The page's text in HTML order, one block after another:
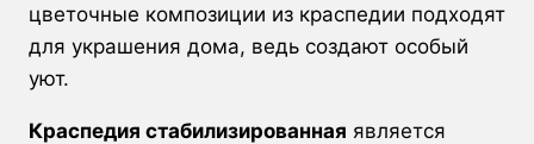
цветочные композиции из краспедии подходят
для украшения дома, ведь создают особый
уют.
Краспедия стабилизированная является